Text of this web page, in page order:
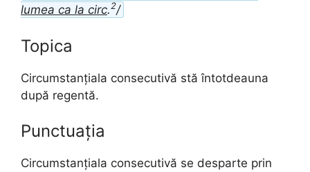
lumea ca la circ.2/
Topica
Circumstanțiala consecutivă stă întotdeauna
după regentă.
Punctuația
Circumstanțiala consecutivă se desparte prin